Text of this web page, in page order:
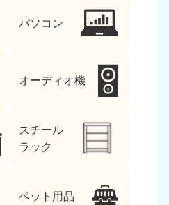
パソコン
オーディオ機
スチール
ラック
ペット用品